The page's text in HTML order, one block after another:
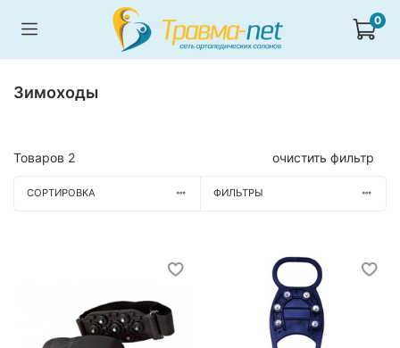
0
Зимоходы
Товаров 2 очистить фильтр
СОРТИРОВКА ФИЛЬТРЫ